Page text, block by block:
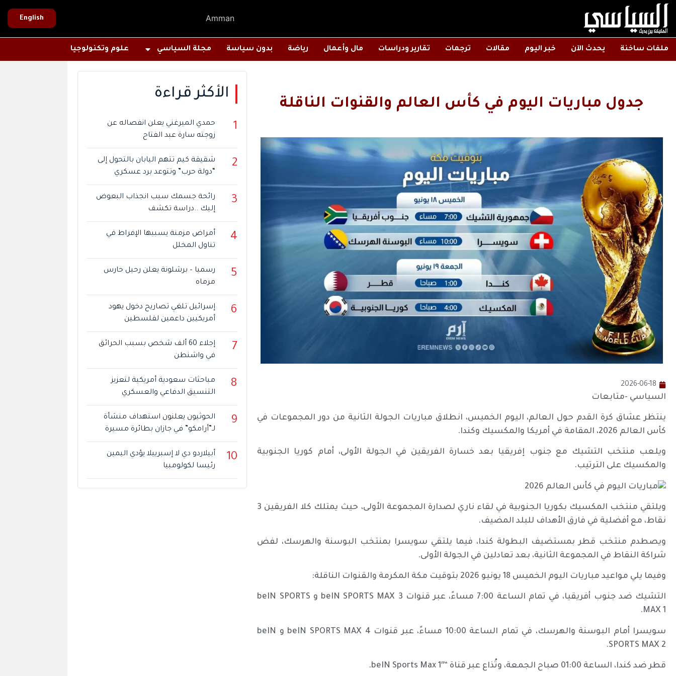
Amman
English
ملفات ساخنة يحدث الآن خبر اليوم مقالات ترجمات تقارير ودراسات مال وأعمال رياضة بدون سياسة مجلة السياسي علوم وتكنولوجيا
جدول مباريات اليوم في كأس العالم والقنوات الناقلة
2026-06-18
السياسي -متابعات
ينتظر عشاق كرة القدم حول العالم، اليوم الخميس، انطلاق مباريات الجولة الثانية من دور المجموعات في
كأس العالم 2026، المقامة في أمريكا والمكسيك وكندا.
ويلعب منتخب التشيك مع جنوب إفريقيا بعد خسارة الفريقين في الجولة الأولى، أمام كوريا الجنوبية
والمكسيك على الترتيب.
ويلتقي منتخب المكسيك بكوريا الجنوبية في لقاء ناري لصدارة المجموعة الأولى، حيث يمتلك كلا الفريقين 3
نقاط، مع أفضلية في فارق الأهداف للبلد المضيف.
ويصطدم منتخب قطر بمستضيف البطولة كندا، فيما يلتقي سويسرا بمنتخب البوسنة والهرسك، لفض
شراكة النقاط في المجموعة الثانية، بعد تعادلين في الجولة الأولى.
وفيما يلي مواعيد مباريات اليوم الخميس 18 يونيو 2026 بتوقيت مكة المكرمة والقنوات الناقلة:
التشيك ضد جنوب أفريقيا، في تمام الساعة 7:00 مساءً، عبر قنوات beIN SPORTS MAX 3 و beIN SPORTS
MAX 1.
سويسرا أمام البوسنة والهرسك، في تمام الساعة 10:00 مساءً، عبر قنوات beIN SPORTS MAX 4 و beIN
SPORTS MAX 2.
قطر ضد كندا، الساعة 01:00 صباح الجمعة، وتُذاع عبر قناة “beIN Sports Max 1″.
الأكثر قراءة
1
حمدي الميرغني يعلن انفصاله عن
زوجته سارة عبد الفتاح
2
شقيقة كيم تتهم اليابان بالتحول إلى
“دولة حرب” وتتوعد برد عسكري
3
رائحة جسمك سبب انجذاب البعوض
إليك ..دراسة تكشف
4
أمراض مزمنة يسببها الإفراط في
تناول المخلل
5
رسميا – برشلونة يعلن رحيل حارس
مرماه
6
إسرائيل تلغي تصاريح دخول يهود
أمريكيين داعمين لفلسطين
7
إجلاء 60 ألف شخص بسبب الحرائق
في واشنطن
8
مباحثات سعودية أمريكية لتعزيز
التنسيق الدفاعي والعسكري
9
الحوثيون يعلنون استهداف منشأة
لـ”أرامكو” في جازان بطائرة مسيرة
10
أبيلاردو دي لا إسبرييلا يؤدي اليمين
رئيسا لكولومبيا